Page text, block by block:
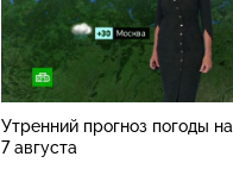
Утренний прогноз погоды на
7 августа